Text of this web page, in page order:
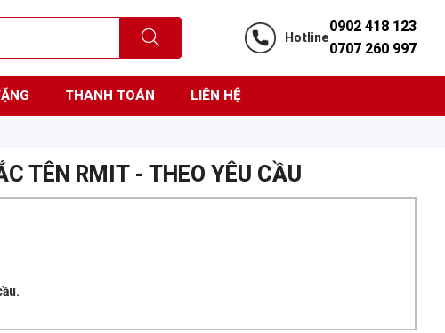
Hotline
0902 418 123
0707 260 997
THANH TOÁN LIÊN HỆ
TÊN RMIT - THEO YÊU CẦU